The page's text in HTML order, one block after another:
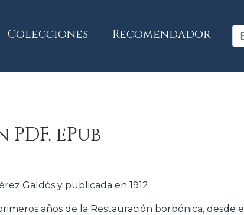
Colecciones Recomendador
PDF, ePub
Galdós y publicada en 1912.
años de la Restauración borbónica, desde el